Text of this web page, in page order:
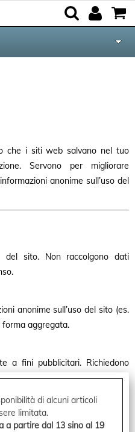
che i siti web salvano nel tuo
Servono per migliorare
anonime sull’uso del
del sito. Non raccolgono dati
anonime sull’uso del sito (es.
aggregata.
a fini pubblicitari. Richiedono
di alcuni articoli
limitata.
a partire dal 13 sino al 19